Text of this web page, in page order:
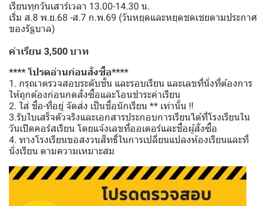
เรียนทุกวันเสาร์เวลา 13.00-14.30 น.
เริ่ม ส.8 พ.ย.68 -ส.7 ก.พ.69 (วันหยุดและหยุดชดเชยตามประกาศ
ของรัฐบาล)
ค่าเรียน 3,500 บาท
**** โปรดอ่านก่อนสั่งซื้อ****
1. กรุณาตรวจสอบระดับชั้น และรอบเรียน และเลขที่นั่งที่ต้องการ
ให้ถูกต้องก่อนกดสั่งซื้อและโอนชำระค่าเรียน
2. ใส่ ชื่อ-ที่อยู่ จัดส่ง เป็นชื่อนักเรียน ** เท่านั้น !!
3.รับใบเสร็จตัวจริงและเอกสารประกอบการเรียนได้ที่โรงเรียนใน
วันเปิดคอร์สเรียน โดยแจ้งเลขที่ออเดอร์และชื่อผู้สั่งซื้อ
4. ทางโรงเรียนขอสงวนสิทธิ์ในการเปลี่ยนแปลงห้องเรียนและที่
นั่งเรียน ตามความเหมาะสม